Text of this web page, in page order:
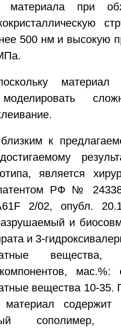
материала при
500 нм и высокую
моделировать
к
является
РФ №
2/02, опубл.
и
и 3-
вещества 10-35.
материал
сополимер,